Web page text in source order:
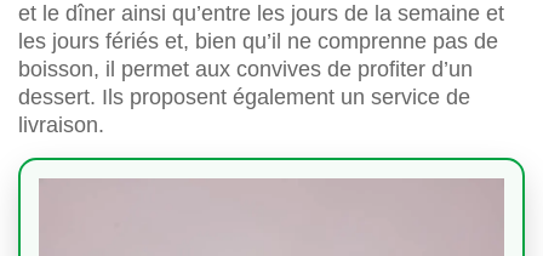
et le dîner ainsi qu’entre les jours de la semaine et
les jours fériés et, bien qu’il ne comprenne pas de
boisson, il permet aux convives de profiter d’un
dessert. Ils proposent également un service de
livraison.